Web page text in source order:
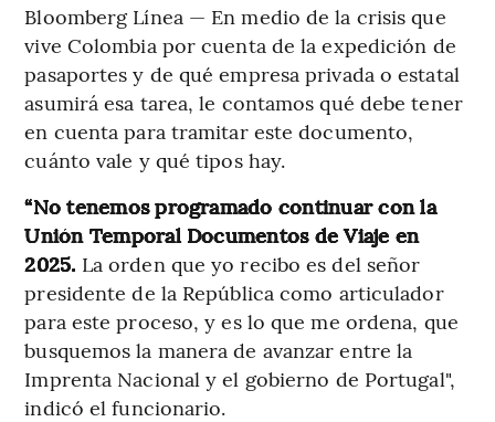
Bloomberg Línea — En medio de la crisis que
vive Colombia por cuenta de la expedición de
pasaportes y de qué empresa privada o estatal
asumirá esa tarea, le contamos qué debe tener
en cuenta para tramitar este documento,
cuánto vale y qué tipos hay.
“No tenemos programado continuar con la
Unión Temporal Documentos de Viaje en
2025. La orden que yo recibo es del señor
presidente de la República como articulador
para este proceso, y es lo que me ordena, que
busquemos la manera de avanzar entre la
Imprenta Nacional y el gobierno de Portugal",
indicó el funcionario.